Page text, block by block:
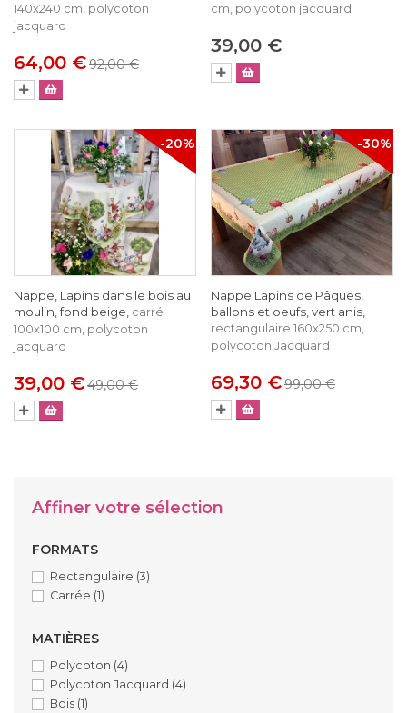
140x240 cm, polycoton
jacquard
64,00 €92,00 €
cm, polycoton jacquard
39,00 €
-20%
Nappe, Lapins dans le bois au
moulin, fond beige, carré
100x100 cm, polycoton
jacquard
39,00 €49,00 €
-30%
Nappe Lapins de Pâques,
ballons et oeufs, vert anis,
rectangulaire 160x250 cm,
polycoton Jacquard
69,30 €99,00 €
Affiner votre sélection
FORMATS
Rectangulaire (3)
Carrée (1)
MATIÈRES
Polycoton (4)
Polycoton Jacquard (4)
Bois (1)